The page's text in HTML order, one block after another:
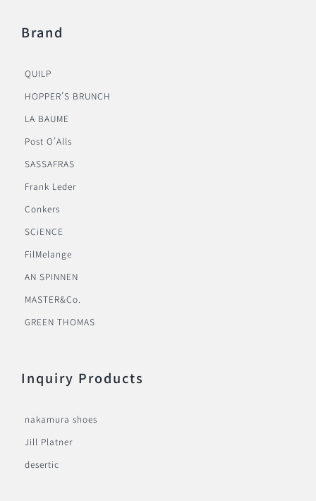
Brand
QUILP
HOPPER’S BRUNCH
LA BAUME
Post O’Alls
SASSAFRAS
Frank Leder
Conkers
SCiENCE
FilMelange
AN SPINNEN
MASTER&Co.
GREEN THOMAS
Inquiry Products
nakamura shoes
Jill Platner
desertic